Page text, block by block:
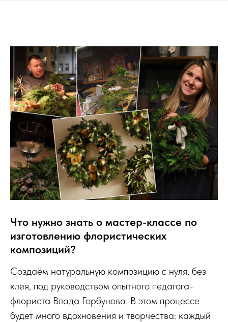
Что нужно знать о мастер-классе по
изготовлению флористических
композиций?
Создаём натуральную композицию с нуля, без
клея, под руководством опытного педагога-
флориста Влада Горбунова. В этом процессе
будет много вдохновения и творчества: каждый